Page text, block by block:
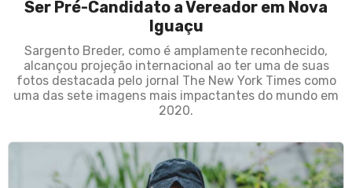
Ser Pré-Candidato a Vereador em Nova
Iguaçu
Sargento Breder, como é amplamente reconhecido,
alcançou projeção internacional ao ter uma de suas
fotos destacada pelo jornal The New York Times como
uma das sete imagens mais impactantes do mundo em
2020.